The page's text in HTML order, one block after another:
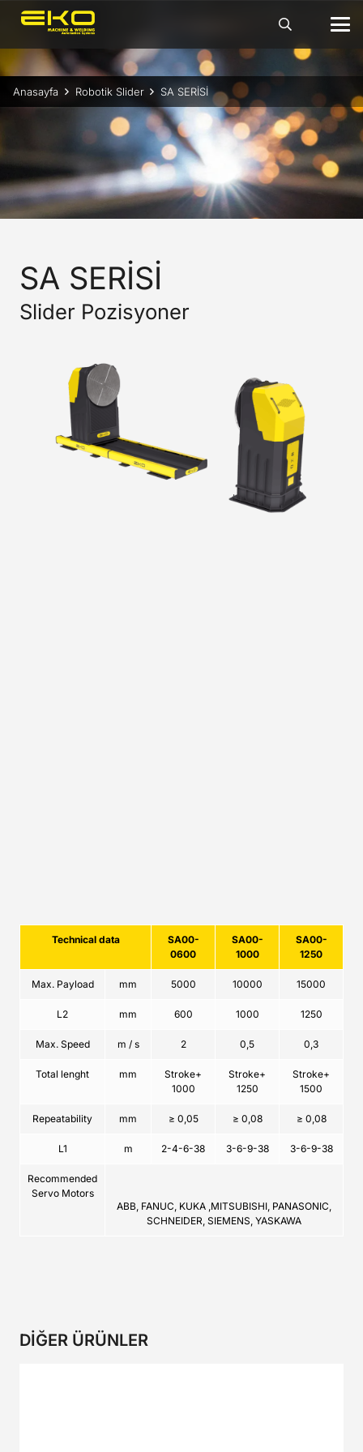
Anasayfa Robotik Slider SA SERİSİ
DİĞER ÜRÜNLER
SA SERİSİ
Slider Pozisyoner
Technical data
SA00-
0600
SA00-
1000
SA00-
1250
Max. Payload mm 5000 10000 15000
L2 mm 600 1000 1250
Max. Speed m / s 2 0,5 0,3
Total lenght mm
Stroke+
1000
Stroke+
1250
Stroke+
1500
Repeatability mm ≥ 0,05 ≥ 0,08 ≥ 0,08
L1 m 2-4-6-38 3-6-9-38 3-6-9-38
Recommended
Servo Motors
ABB, FANUC, KUKA ,MITSUBISHI, PANASONIC,
SCHNEIDER, SIEMENS, YASKAWA